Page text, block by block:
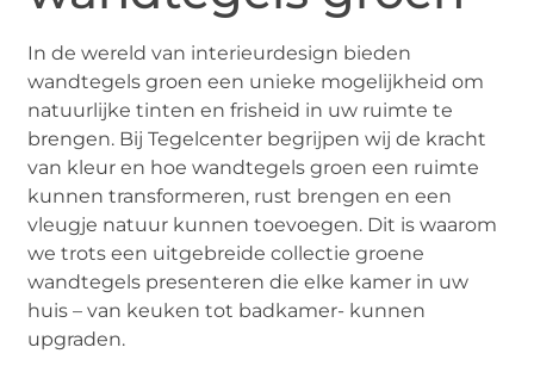
In de wereld van interieurdesign bieden
wandtegels groen een unieke mogelijkheid om
natuurlijke tinten en frisheid in uw ruimte te
brengen. Bij Tegelcenter begrijpen wij de kracht
van kleur en hoe wandtegels groen een ruimte
kunnen transformeren, rust brengen en een
vleugje natuur kunnen toevoegen. Dit is waarom
we trots een uitgebreide collectie groene
wandtegels presenteren die elke kamer in uw
huis – van keuken tot badkamer- kunnen
upgraden.